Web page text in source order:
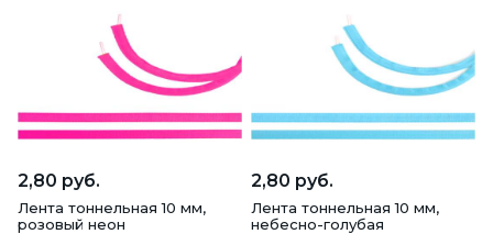
2,80 руб.
Лента тоннельная 10 мм,
розовый неон
2,80 руб.
Лента тоннельная 10 мм,
небесно-голубая